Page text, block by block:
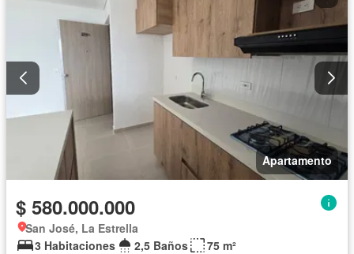
Apartamento
$ 580.000.000
San José, La Estrella
3 Habitaciones
2,5 Baños
75 m²